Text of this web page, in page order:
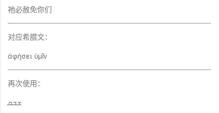
祂必赦免你们
对应希腊文：
ἀφήσει ὑμῖν
再次使用：
ܫܒܩ